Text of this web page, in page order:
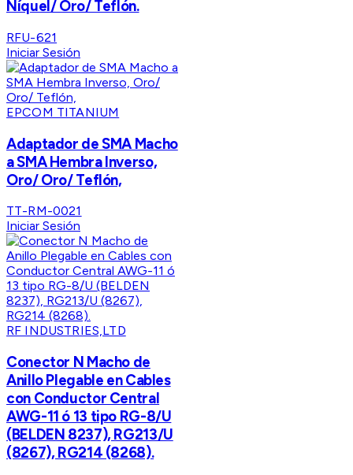
Níquel/ Oro/ Teflón.
RFU-621
Iniciar Sesión
EPCOM TITANIUM
Adaptador de SMA Macho
a SMA Hembra Inverso,
Oro/ Oro/ Teflón,
TT-RM-0021
Iniciar Sesión
RF INDUSTRIES,LTD
Conector N Macho de
Anillo Plegable en Cables
con Conductor Central
AWG-11 ó 13 tipo RG-8/U
(BELDEN 8237), RG213/U
(8267), RG214 (8268).